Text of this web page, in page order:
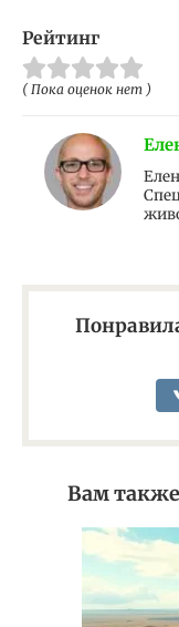
Рейтинг
( Пока оценок нет )
Вам